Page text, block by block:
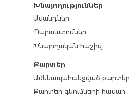
Խնայողություններ
Ավանդներ
Պարտատոմսեր
Խնայողական հաշիվ
Քարտեր
Ամենապահանջված քարտեր
Քարտեր գնումների համար